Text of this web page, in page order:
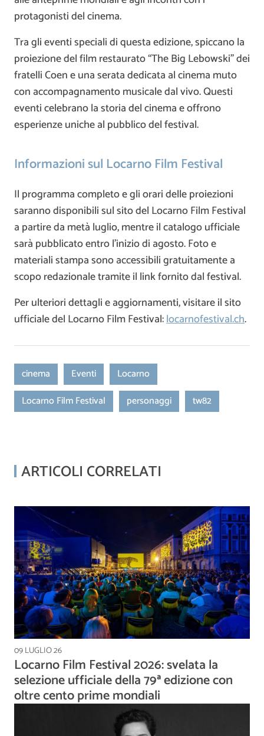
protagonisti del cinema.
Tra gli eventi speciali di questa edizione, spiccano la
proiezione del film restaurato “The Big Lebowski” dei
fratelli Coen e una serata dedicata al cinema muto
con accompagnamento musicale dal vivo. Questi
eventi celebrano la storia del cinema e offrono
esperienze uniche al pubblico del festival.
Informazioni sul Locarno Film Festival
Il programma completo e gli orari delle proiezioni
saranno disponibili sul sito del Locarno Film Festival
a partire da metà luglio, mentre il catalogo ufficiale
sarà pubblicato entro l’inizio di agosto. Foto e
materiali stampa sono accessibili gratuitamente a
scopo redazionale tramite il link fornito dal festival.
Per ulteriori dettagli e aggiornamenti, visitare il sito
ufficiale del Locarno Film Festival:locarnofestival.ch.
cinema Eventi
Locarno
Locarno Film Festival
personaggi tw82
ARTICOLI CORRELATI
09 LUGLIO 26
Locarno Film Festival 2026: svelata la
selezione ufficiale della 79ª edizione con
oltre cento prime mondiali